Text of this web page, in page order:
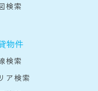
検索
物件
検索
ア検索